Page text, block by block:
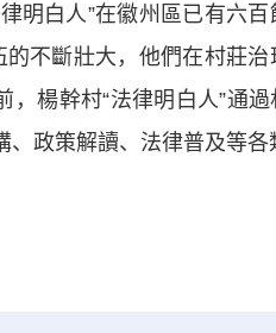
白人”在徽州區已有六百
的不斷壯大，他們在村莊
，楊幹村“法律明白人”通
、政策解讀、法律普及等各